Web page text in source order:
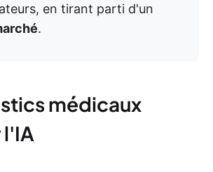
en tirant parti d'un
.
médicaux
l'IA